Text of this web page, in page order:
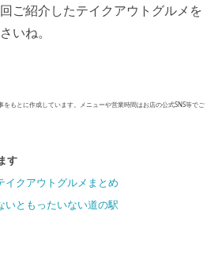
ご紹介したテイクアウトグルメを
いね。
もとに作成しています。メニューや営業時間はお店の公式SNS等でご
す
イクアウトグルメまとめ
いともったいない道の駅